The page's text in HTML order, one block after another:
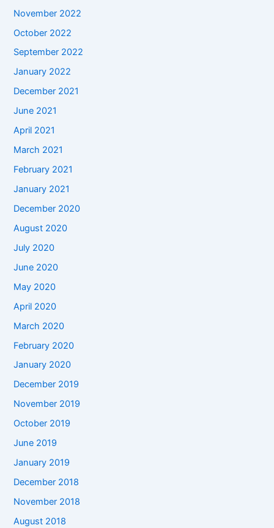
November 2022
October 2022
September 2022
January 2022
December 2021
June 2021
April 2021
March 2021
February 2021
January 2021
December 2020
August 2020
July 2020
June 2020
May 2020
April 2020
March 2020
February 2020
January 2020
December 2019
November 2019
October 2019
June 2019
January 2019
December 2018
November 2018
August 2018